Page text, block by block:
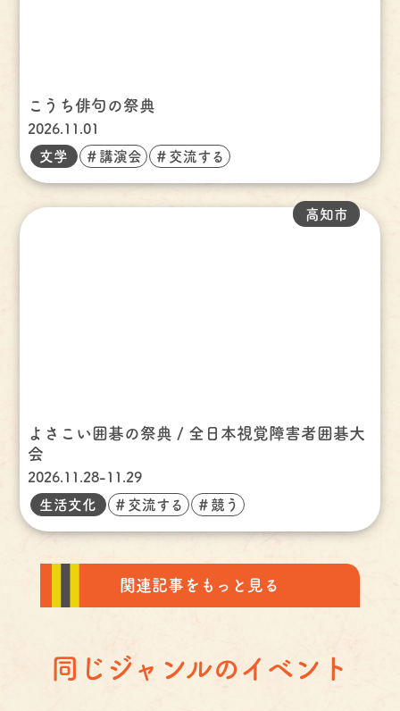
こうち俳句の祭典
2026.11.01
文学
＃講演会 ＃交流する
よさこい囲碁の祭典 / 全日本視覚障害者囲碁大
会
2026.11.28-11.29
高知市
生活文化 ＃交流する ＃競う
関連記事をもっと見る
同じジャンルのイベント